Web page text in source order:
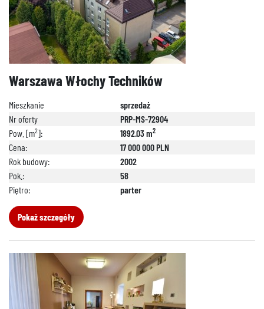
Warszawa Włochy Techników
Mieszkanie
sprzedaż
Nr oferty
PRP-MS-72904
Pow. [m2]: 1892.03 m2
Cena:
17 000 000 PLN
Rok budowy:
2002
Pok.:
58
Piętro:
parter
Pokaż szczegóły